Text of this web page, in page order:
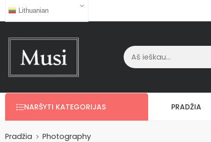
Lithuanian
NARŠYTI KATEGORIJAS PRADŽIA
Pradžia Photography